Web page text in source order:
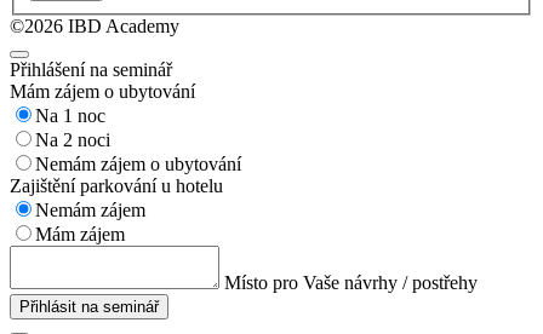
©2026 IBD Academy
Přihlášení na seminář
Mám zájem o ubytování
Na 1 noc
Na 2 noci
Nemám zájem o ubytování
Zajištění parkování u hotelu
Nemám zájem
Mám zájem
Místo pro Vaše návrhy / postřehy
Přihlásit na seminář